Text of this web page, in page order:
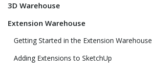
3D Warehouse
Extension Warehouse
Getting Started in the Extension Warehouse
Adding Extensions to SketchUp